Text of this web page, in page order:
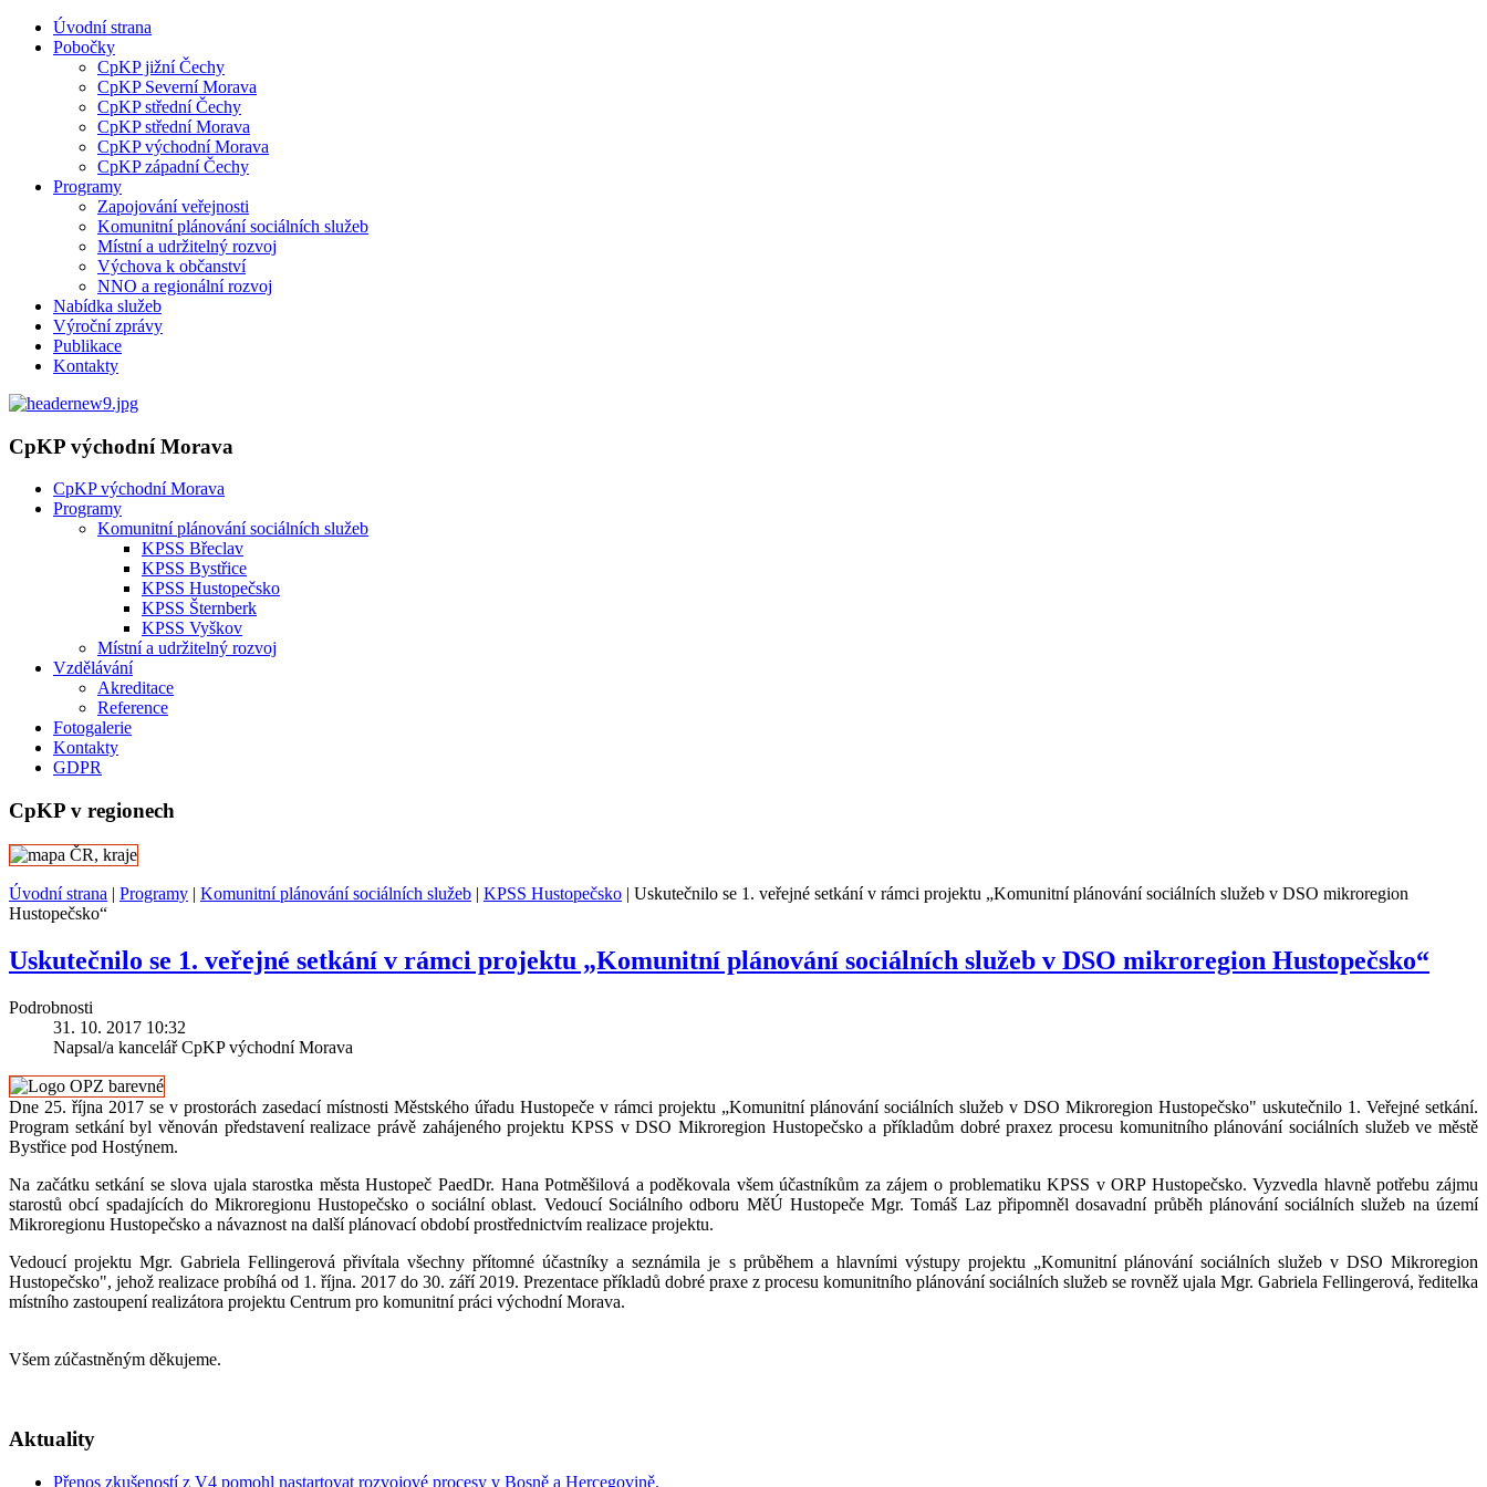
Úvodní strana
Pobočky
CpKP jižní Čechy
CpKP Severní Morava
CpKP střední Čechy
CpKP střední Morava
CpKP východní Morava
CpKP západní Čechy
Programy
Zapojování veřejnosti
Komunitní plánování sociálních služeb
Místní a udržitelný rozvoj
Výchova k občanství
NNO a regionální rozvoj
Nabídka služeb
Výroční zprávy
Publikace
Kontakty
CpKP východní Morava
CpKP východní Morava
Programy
Komunitní plánování sociálních služeb
KPSS Břeclav
KPSS Bystřice
KPSS Hustopečsko
KPSS Šternberk
KPSS Vyškov
Místní a udržitelný rozvoj
Vzdělávání
Akreditace
Reference
Fotogalerie
Kontakty
GDPR
CpKP v regionech
Úvodní strana | Programy | Komunitní plánování sociálních služeb | KPSS Hustopečsko | Uskutečnilo se 1. veřejné setkání v rámci projektu „Komunitní plánování sociálních služeb v DSO mikroregion
Hustopečsko“
Uskutečnilo se 1. veřejné setkání v rámci projektu „Komunitní plánování sociálních služeb v DSO mikroregion Hustopečsko“
Podrobnosti
31. 10. 2017 10:32
Napsal/a kancelář CpKP východní Morava
Dne 25. října 2017 se v prostorách zasedací místnosti Městského úřadu Hustopeče v rámci projektu „Komunitní plánování sociálních služeb v DSO Mikroregion Hustopečsko" uskutečnilo 1. Veřejné setkání.
Program setkání byl věnován představení realizace právě zahájeného projektu KPSS v DSO Mikroregion Hustopečsko a příkladům dobré praxez procesu komunitního plánování sociálních služeb ve městě
Bystřice pod Hostýnem.
Na začátku setkání se slova ujala starostka města Hustopeč PaedDr. Hana Potměšilová a poděkovala všem účastníkům za zájem o problematiku KPSS v ORP Hustopečsko. Vyzvedla hlavně potřebu zájmu
starostů obcí spadajících do Mikroregionu Hustopečsko o sociální oblast. Vedoucí Sociálního odboru MěÚ Hustopeče Mgr. Tomáš Laz připomněl dosavadní průběh plánování sociálních služeb na území
Mikroregionu Hustopečsko a návaznost na další plánovací období prostřednictvím realizace projektu.
Vedoucí projektu Mgr. Gabriela Fellingerová přivítala všechny přítomné účastníky a seznámila je s průběhem a hlavními výstupy projektu „Komunitní plánování sociálních služeb v DSO Mikroregion
Hustopečsko", jehož realizace probíhá od 1. října. 2017 do 30. září 2019. Prezentace příkladů dobré praxe z procesu komunitního plánování sociálních služeb se rovněž ujala Mgr. Gabriela Fellingerová, ředitelka
místního zastoupení realizátora projektu Centrum pro komunitní práci východní Morava.
Všem zúčastněným děkujeme.
Aktuality
Přenos zkušeností z V4 pomohl nastartovat rozvojové procesy v Bosně a Hercegovině.